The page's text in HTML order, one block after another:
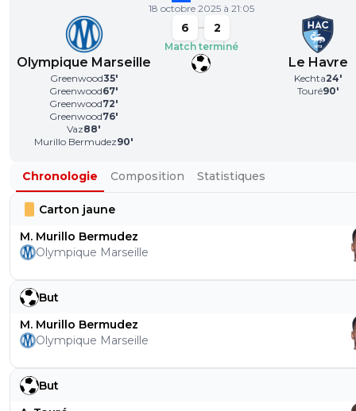
18 octobre 2025 à 21:05
Olympique Marseille
Greenwood35'
Greenwood67'
Greenwood72'
Greenwood76'
Vaz88'
Murillo Bermudez90'
6 2
Match terminé
Le Havre
Kechta24'
Touré90'
Chronologie Composition Statistiques
Carton jaune
M. Murillo Bermudez
Olympique Marseille
But
M. Murillo Bermudez
Olympique Marseille
But